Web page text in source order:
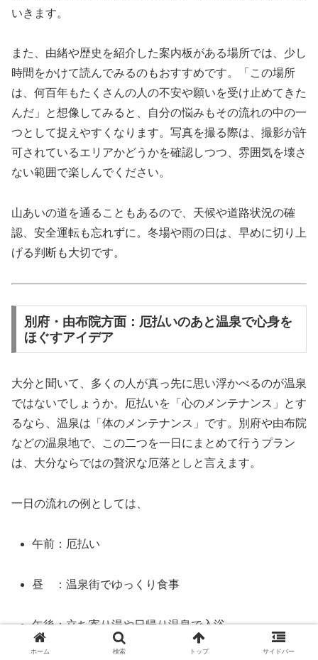
いきます。
また、由緒や歴史を紹介した案内板がある場所では、少し
時間をかけて読んでみるのもおすすめです。「この場所
は、何百年もたくさんの人の不安や願いを受け止めてきた
んだ」と想像してみると、自分の悩みもその流れの中の一
つとして捉えやすくなります。写真を撮る際は、撮影が許
可されているエリアかどうかを確認しつつ、雰囲気を壊さ
ない範囲で楽しんでください。
山あいの道を通ることもあるので、天候や道路状況の確
認、安全運転も忘れずに。冬場や雨の日は、早めに切り上
げる判断も大切です。
別府・由布院方面：厄払いのあと温泉で心身を
ほぐすアイデア
大分と聞いて、多くの人が真っ先に思い浮かべるのが温泉
ではないでしょうか。厄払いを「心のメンテナンス」とす
るなら、温泉は「体のメンテナンス」です。別府や由布院
などの温泉地で、この二つを一日にまとめて行うプラン
は、大分ならではの贅沢な厄落としと言えます。
一日の流れの例としては、
午前：厄払い
昼 ：温泉街でゆっくり食事
午後：立ち寄り湯や日帰り温泉で入浴
ホーム 検索 トップ サイドバー